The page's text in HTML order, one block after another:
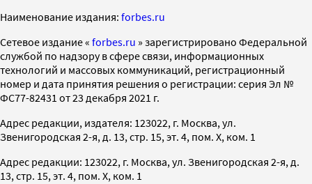
Наименование издания: forbes.ru
Cетевое издание « forbes.ru » зарегистрировано Федеральной
службой по надзору в сфере связи, информационных
технологий и массовых коммуникаций, регистрационный
номер и дата принятия решения о регистрации: серия Эл №
ФС77-82431 от 23 декабря 2021 г.
Адрес редакции, издателя: 123022, г. Москва, ул.
Звенигородская 2-я, д. 13, стр. 15, эт. 4, пом. X, ком. 1
Адрес редакции: 123022, г. Москва, ул. Звенигородская 2-я, д.
13, стр. 15, эт. 4, пом. X, ком. 1